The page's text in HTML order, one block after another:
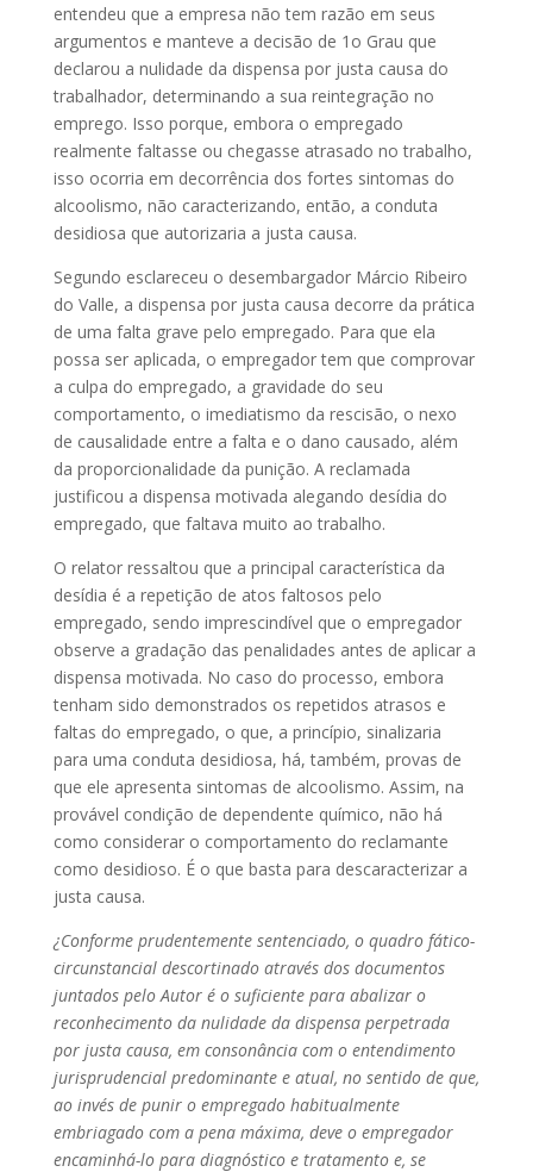
entendeu que a empresa não tem razão em seus
argumentos e manteve a decisão de 1o Grau que
declarou a nulidade da dispensa por justa causa do
trabalhador, determinando a sua reintegração no
emprego. Isso porque, embora o empregado
realmente faltasse ou chegasse atrasado no trabalho,
isso ocorria em decorrência dos fortes sintomas do
alcoolismo, não caracterizando, então, a conduta
desidiosa que autorizaria a justa causa.
Segundo esclareceu o desembargador Márcio Ribeiro
do Valle, a dispensa por justa causa decorre da prática
de uma falta grave pelo empregado. Para que ela
possa ser aplicada, o empregador tem que comprovar
a culpa do empregado, a gravidade do seu
comportamento, o imediatismo da rescisão, o nexo
de causalidade entre a falta e o dano causado, além
da proporcionalidade da punição. A reclamada
justificou a dispensa motivada alegando desídia do
empregado, que faltava muito ao trabalho.
O relator ressaltou que a principal característica da
desídia é a repetição de atos faltosos pelo
empregado, sendo imprescindível que o empregador
observe a gradação das penalidades antes de aplicar a
dispensa motivada. No caso do processo, embora
tenham sido demonstrados os repetidos atrasos e
faltas do empregado, o que, a princípio, sinalizaria
para uma conduta desidiosa, há, também, provas de
que ele apresenta sintomas de alcoolismo. Assim, na
provável condição de dependente químico, não há
como considerar o comportamento do reclamante
como desidioso. É o que basta para descaracterizar a
justa causa.
¿Conforme prudentemente sentenciado, o quadro fático-
circunstancial descortinado através dos documentos
juntados pelo Autor é o suficiente para abalizar o
reconhecimento da nulidade da dispensa perpetrada
por justa causa, em consonância com o entendimento
jurisprudencial predominante e atual, no sentido de que,
ao invés de punir o empregado habitualmente
embriagado com a pena máxima, deve o empregador
encaminhá-lo para diagnóstico e tratamento e, se